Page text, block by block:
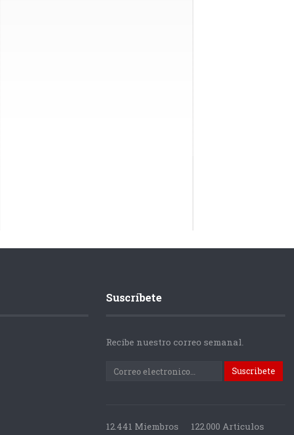
Suscríbete
Recibe nuestro correo semanal.
12.441 Miembros 122.000 Articulos